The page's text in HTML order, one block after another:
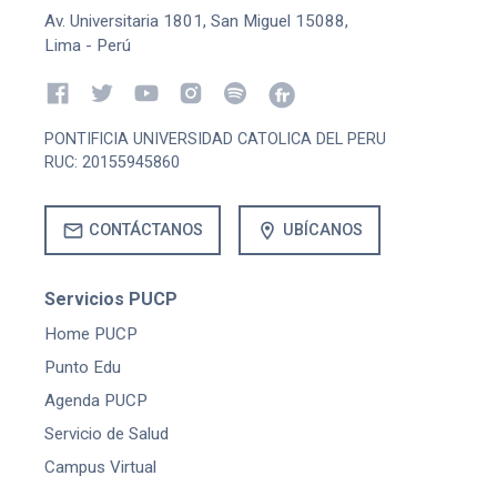
Av. Universitaria 1801, San Miguel 15088,
Lima - Perú
PONTIFICIA UNIVERSIDAD CATOLICA DEL PERU
RUC: 20155945860
mail CONTÁCTANOS location_on UBÍCANOS
Servicios PUCP
Home PUCP
Punto Edu
Agenda PUCP
Servicio de Salud
Campus Virtual